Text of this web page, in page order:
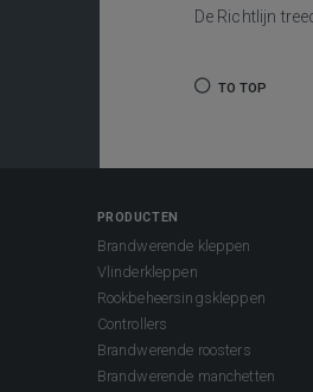
De Richtlijn
TO TOP
PRODUCTEN
Brandwerende kleppen
Vlinderkleppen
Rookbeheersingskleppen
Controllers
Brandwerende roosters
Brandwerende manchetten